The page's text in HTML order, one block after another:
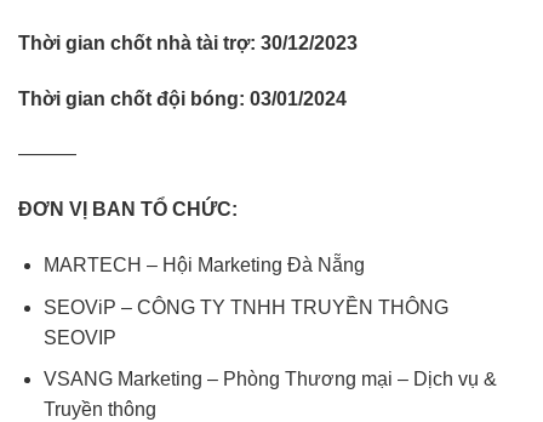
Thời gian chốt nhà tài trợ: 30/12/2023
Thời gian chốt đội bóng: 03/01/2024
———
ĐƠN VỊ BAN TỔ CHỨC:
MARTECH – Hội Marketing Đà Nẵng
SEOViP – CÔNG TY TNHH TRUYỀN THÔNG
SEOVIP
VSANG Marketing – Phòng Thương mại – Dịch vụ &
Truyền thông